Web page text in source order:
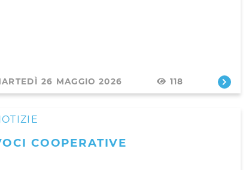
26 MAGGIO 2026 118
COOPERATIVE